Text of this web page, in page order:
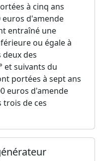
à cinq ans
d'amende
entraîné une
ou égale à
des
et suivants du
portées à sept ans
euros d'amende
trois de ces